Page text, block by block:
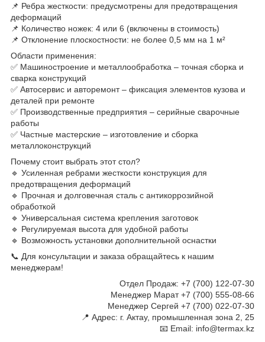
📌 Ребра жесткости: предусмотрены для предотвращения
деформаций
📌 Количество ножек: 4 или 6 (включены в стоимость)
📌 Отклонение плоскостности: не более 0,5 мм на 1 м²
Области применения:
✅ Машиностроение и металлообработка – точная сборка и
сварка конструкций
✅ Автосервис и авторемонт – фиксация элементов кузова и
деталей при ремонте
✅ Производственные предприятия – серийные сварочные
работы
✅ Частные мастерские – изготовление и сборка
металлоконструкций
Почему стоит выбрать этот стол?
🔹 Усиленная ребрами жесткости конструкция для
предотвращения деформаций
🔹 Прочная и долговечная сталь с антикоррозийной
обработкой
🔹 Универсальная система крепления заготовок
🔹 Регулируемая высота для удобной работы
🔹 Возможность установки дополнительной оснастки
📞 Для консультации и заказа обращайтесь к нашим
менеджерам!
​​​​​​ Отдел Продаж: +7 (700) 122-07-30
Менеджер Марат +7 (700) 555-08-66
Менеджер Сергей +7 (700) 022-07-30
📍 Адрес: г. Актау, промышленная зона 2, 25
📧 Email: info@termax.kz